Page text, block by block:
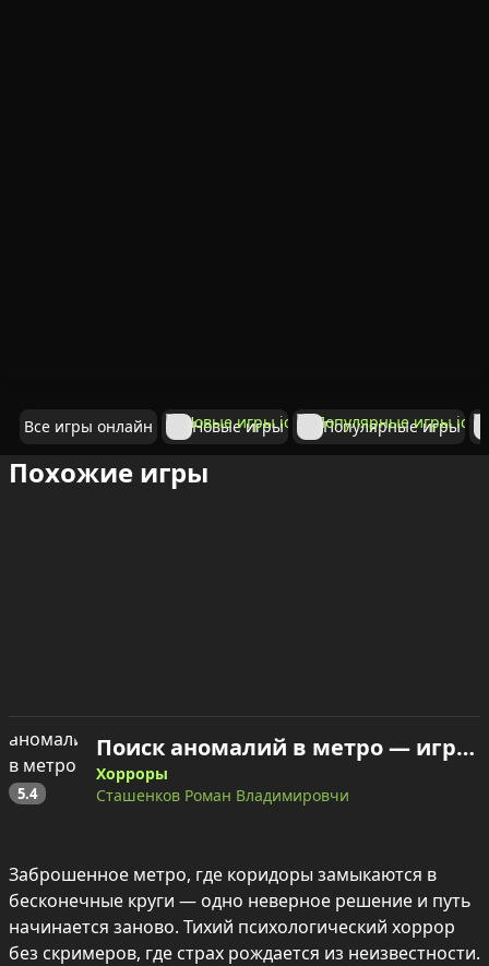
Все игры онлайн Новые игры Популярные игры
Похожие игры
5.4
Поиск аномалий в метро — играть онлайн
Хорроры
Сташенков Роман Владимировчи
Заброшенное метро, где коридоры замыкаются в
бесконечные круги — одно неверное решение и путь
начинается заново. Тихий психологический хоррор
без скримеров, где страх рождается из неизвестности.